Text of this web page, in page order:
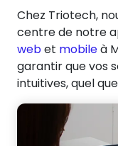
Chez Triotech,
centre de notre
webet mobileà
garantir que vos
intuitives, quel